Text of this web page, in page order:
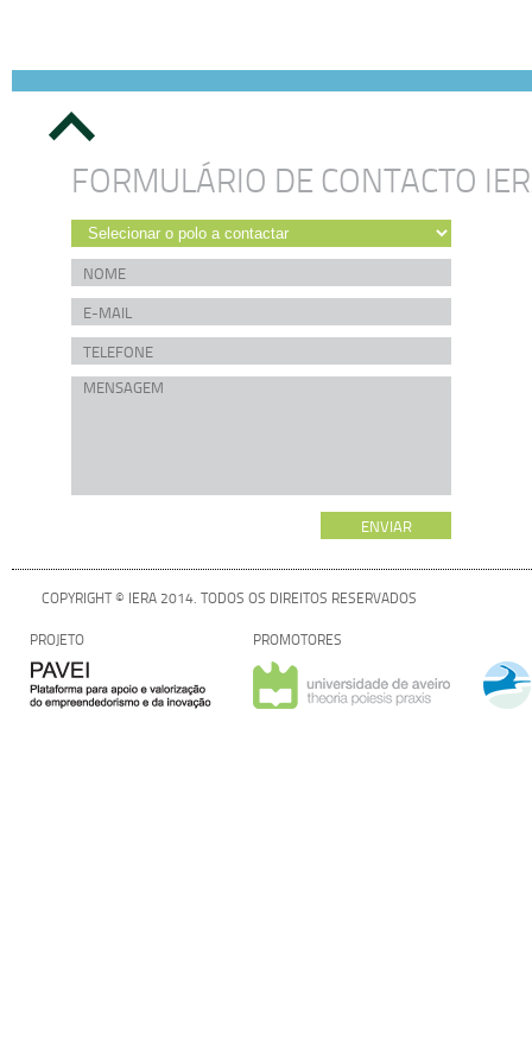
FORMULÁRIO DE CONTACTO
COPYRIGHT © IERA 2014. TODOS OS DIREITOS RESERVADOS
PROJETO PROMOTORES